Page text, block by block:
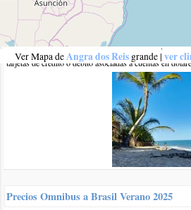
En la madrugada del primer día del
Praia do Bananal
desgarró luego de llover en sólo 3
para este mes, produciendo un alud
desaparecer buena parte de la posada
Folha de São Paulo, causó
zona de Ilha Grande y 21 en el centro
Vila do Abraão - Ilha
Ver Mapa deAngra dos Reisgrande| ver
La devaluación del real brasileño y el aumento del costo
vida en Argentina hacen que viajar a Brasil sea más
para los argentinos en el verano de 2025. Recomendamos
además en este artículo, cómo conviene pagar en estas
vacaciones en Brasil y explicamos cómo usar dólar
tarjetas de crédito o débito asociadas a cuentas en
Precios Omnibus a Brasil Verano 2025